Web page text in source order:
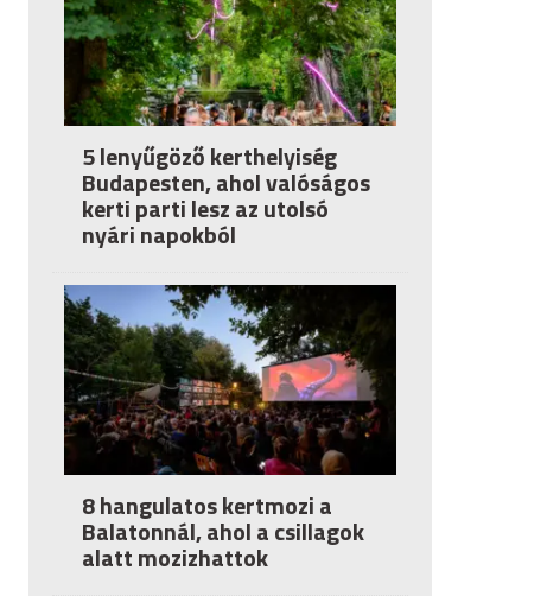
5 lenyűgöző kerthelyiség
Budapesten, ahol valóságos
kerti parti lesz az utolsó
nyári napokból
8 hangulatos kertmozi a
Balatonnál, ahol a csillagok
alatt mozizhattok